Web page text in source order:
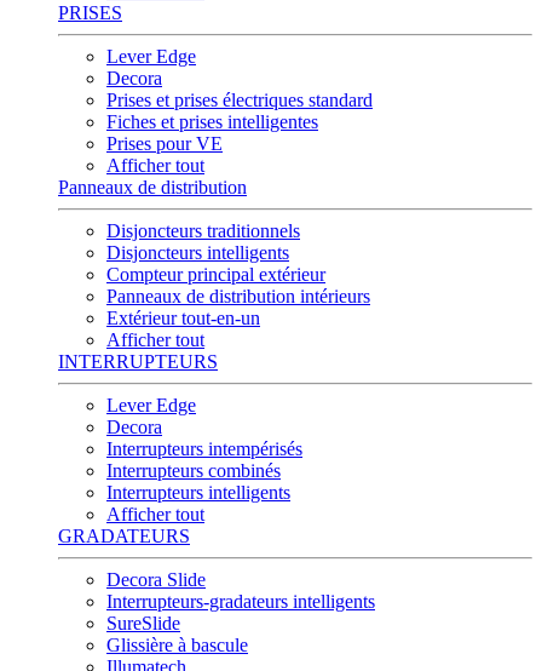
PRISES
Lever Edge
Decora
Prises et prises électriques standard
Fiches et prises intelligentes
Prises pour VE
Afficher tout
Panneaux de distribution
Disjoncteurs traditionnels
Disjoncteurs intelligents
Compteur principal extérieur
Panneaux de distribution intérieurs
Extérieur tout-en-un
Afficher tout
INTERRUPTEURS
Lever Edge
Decora
Interrupteurs intempérisés
Interrupteurs combinés
Interrupteurs intelligents
Afficher tout
GRADATEURS
Decora Slide
Interrupteurs-gradateurs intelligents
SureSlide
Glissière à bascule